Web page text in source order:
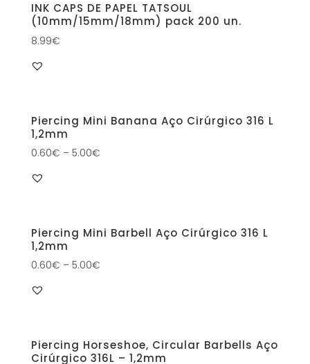
INK CAPS DE PAPEL TATSOUL
(10mm/15mm/18mm) pack 200 un.
8.99€
Piercing Mini Banana Aço Cirúrgico 316 L
1,2mm
0.60€ – 5.00€
Piercing Mini Barbell Aço Cirúrgico 316 L
1,2mm
0.60€ – 5.00€
Piercing Horseshoe, Circular Barbells Aço
Cirúrgico 316L – 1,2mm